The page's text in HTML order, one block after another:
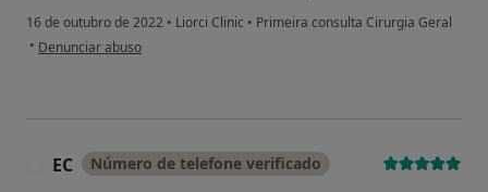
16 de outubro de 2022 • Liorci Clinic • Primeira consulta Cirurgia Geral
• na opinião do utilizador Conta eliminada
Denunciar abuso
EC Número de telefone verificado